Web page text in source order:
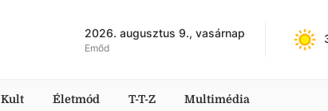
2026. augusztus 9., vasárnap
Emőd
Kult Életmód T-T-Z Multimédia